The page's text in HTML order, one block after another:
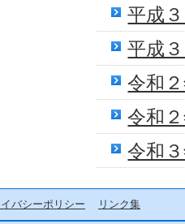
平成
平成
令和
令和
令和
バシーポリシー リンク集